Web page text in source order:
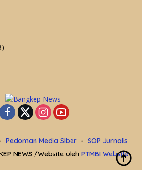
Pedoman Media SIber
SOP Jurnalis
NEWS /Website oleh PTMBI Website